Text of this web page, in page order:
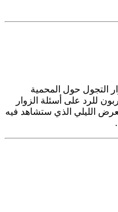
التجول حول المحمية
للرد على أسئلة الزوار
الليلي الذي ستشاهد فيه